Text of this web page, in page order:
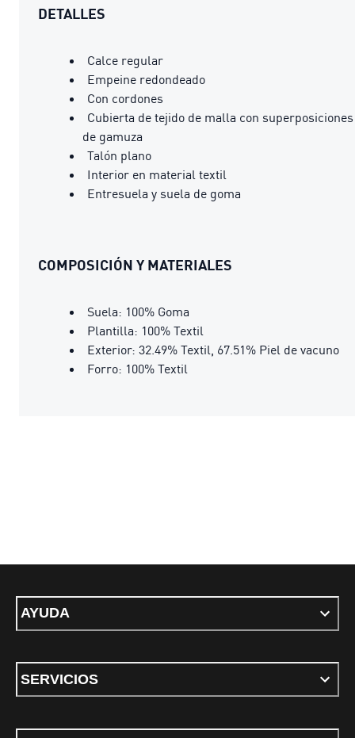
DETALLES
Calce regular
Empeine redondeado
Con cordones
Cubierta de tejido de malla con superposiciones
de gamuza
Talón plano
Interior en material textil
Entresuela y suela de goma
COMPOSICIÓN Y MATERIALES
Suela: 100% Goma
Plantilla: 100% Textil
Exterior: 32.49% Textil, 67.51% Piel de vacuno
Forro: 100% Textil
AYUDA
SERVICIOS